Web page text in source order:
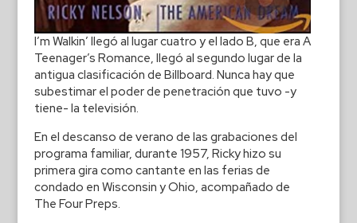
I’m Walkin’ llegó al lugar cuatro y el lado B, que era A
Teenager’s Romance, llegó al segundo lugar de la
antigua clasificación de Billboard. Nunca hay que
subestimar el poder de penetración que tuvo -y
tiene- la televisión.
En el descanso de verano de las grabaciones del
programa familiar, durante 1957, Ricky hizo su
primera gira como cantante en las ferias de
condado en Wisconsin y Ohio, acompañado de
The Four Preps.